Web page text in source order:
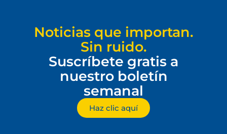
Noticias que importan.
Sin ruido.
Suscríbete gratis a
nuestro boletín
semanal
Haz clic aquí